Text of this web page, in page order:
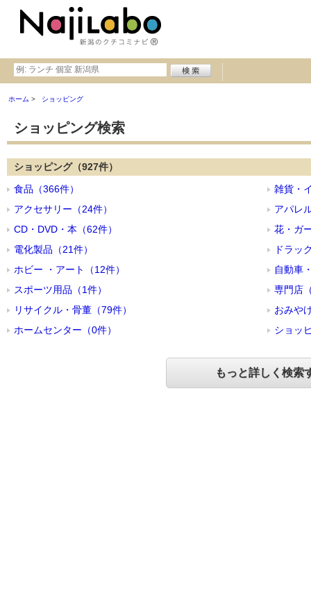
ホーム ショッピング
ショッピング検索
ショッピング（927件）
食品（366件）
雑貨・
アクセサリー（24件）
アパレ
CD・DVD・本（62件）
花・ガ
電化製品（21件）
ドラッ
ホビー ・アート（12件）
自動車
スポーツ用品（1件）
専門店
リサイクル・骨董（79件）
おみや
ホームセンター（0件）
ショッ
もっと詳しく検索